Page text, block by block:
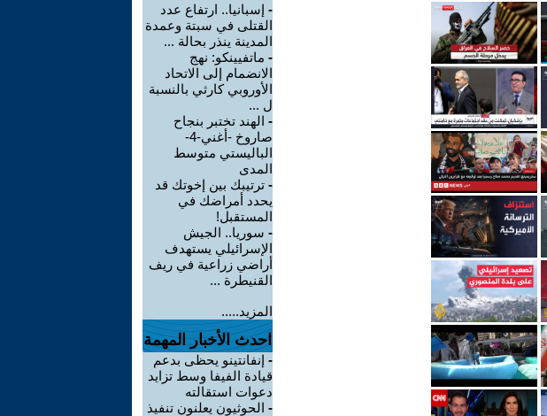
- إسبانيا.. ارتفاع عدد
القتلى في سبتة وعمدة
المدينة ينذر بحالة ...
- ماتفيينكو: نهج
الانضمام إلى الاتحاد
الأوروبي كارثي بالنسبة
ل ...
- الهند تختبر بنجاح
صاروخ -أغني-4-
الباليستي متوسط
المدى
- ترتيبك بين إخوتك قد
يحدد أمراضك في
المستقبل!
- سوريا.. الجيش
الإسرائيلي يستهدف
أراضي زراعية في ريف
القنيطرة ...
المزيد.....
احدث الأخبار المهمة
- إنفانتينو يحظى بدعم
قيادة الفيفا وسط تزايد
دعوات استقالته
- الحوثيون يعلنون تنفيذ